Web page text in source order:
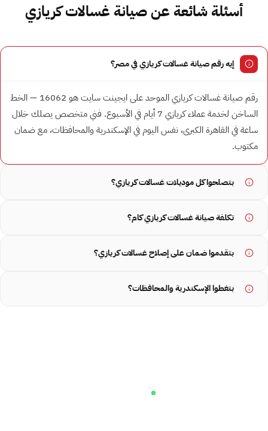
أسئلة شائعة عن صيانة غسالات كريازي
إيه رقم صيانة غسالات كريازي في مصر؟
رقم صيانة غسالات كريازي الموحد على ايجينت سايت هو 16062 — الخط
الساخن لخدمة عملاء كريازي 7 أيام في الأسبوع. فني متخصص يصلك خلال
ساعة في القاهرة الكبرى، نفس اليوم في الإسكندرية والمحافظات، مع ضمان
مكتوب.
بتصلحوا كل موديلات غسالات كريازي؟
تكلفة صيانة غسالات كريازي كام؟
بتقدموا ضمان على إصلاح غسالات كريازي؟
بتغطوا الإسكندرية والمحافظات؟
متاحون 24/7